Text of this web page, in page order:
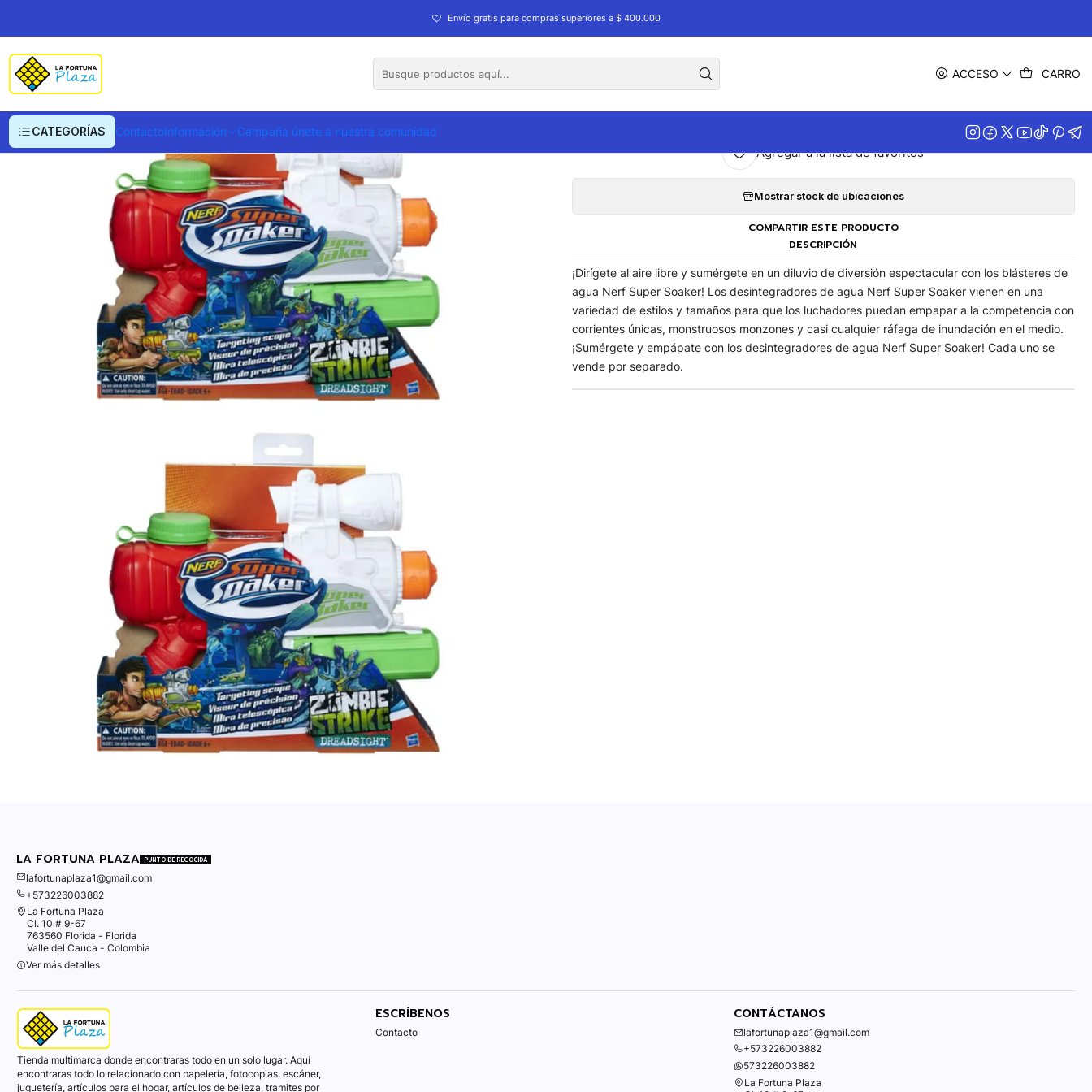
ACCESO CARRO
CATEGORÍAS ContactoInformación Campaña únete a nuestra comunidad
Envío gratis para compras superiores a $ 400.000
Lanzador Nerf Super Soaker Zombie Strike Dreadsing
Lanzador Nerf Super Soaker Zombie Strike
Dreadsing
Agregar a la lista de favoritos
Mostrar stock de ubicaciones
COMPARTIR ESTE PRODUCTO
DESCRIPCIÓN
¡Dirígete al aire libre y sumérgete en un diluvio de diversión espectacular con los blásteres de
agua Nerf Super Soaker! Los desintegradores de agua Nerf Super Soaker vienen en una
variedad de estilos y tamaños para que los luchadores puedan empapar a la competencia con
corrientes únicas, monstruosos monzones y casi cualquier ráfaga de inundación en el medio.
¡Sumérgete y empápate con los desintegradores de agua Nerf Super Soaker! Cada uno se
vende por separado.
LA FORTUNA PLAZA PUNTO DE RECOGIDA
lafortunaplaza1@gmail.com
+573226003882
La Fortuna Plaza
Cl. 10 # 9-67
763560 Florida - Florida
Valle del Cauca - Colombia
Ver más detalles
Tienda multimarca donde encontraras todo en un solo lugar. Aquí
encontraras todo lo relacionado con papelería, fotocopias, escáner,
juguetería, artículos para el hogar, artículos de belleza, tramites por
ESCRÍBENOS
Contacto
CONTÁCTANOS
lafortunaplaza1@gmail.com
+573226003882
573226003882
La Fortuna Plaza